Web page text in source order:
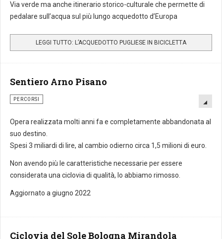
Via verde ma anche itinerario storico-culturale che permette di
pedalare sull’acqua sul più lungo acquedotto d’Europa
LEGGI TUTTO: L’ACQUEDOTTO PUGLIESE IN BICICLETTA
Sentiero Arno Pisano
PERCORSI
Opera realizzata molti anni fa e completamente abbandonata al
suo destino.
Spesi 3 miliardi di lire, al cambio odierno circa 1,5 milioni di euro.
Non avendo più le caratteristiche necessarie per essere
considerata una ciclovia di qualità, lo abbiamo rimosso.
Aggiornato a giugno 2022
Ciclovia del Sole Bologna Mirandola